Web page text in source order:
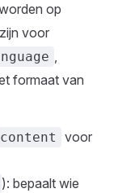
op
voor
,
formaat van
content
voor
): bepaalt wie